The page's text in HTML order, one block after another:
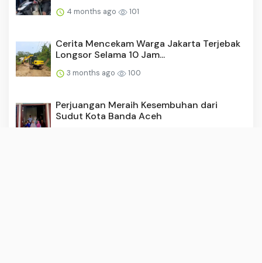
4 months ago 101
Cerita Mencekam Warga Jakarta Terjebak
Longsor Selama 10 Jam...
3 months ago 100
Perjuangan Meraih Kesembuhan dari
Sudut Kota Banda Aceh